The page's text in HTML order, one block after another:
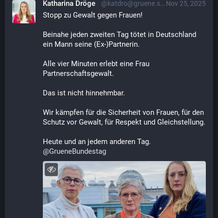
Nov 25, 2025
Katharina Dröge @katdro@gruene.social
Stopp zu Gewalt gegen Frauen!
Beinahe jeden zweiten Tag tötet in Deutschland
ein Mann seine (Ex‑)Partnerin.
Alle vier Minuten erlebt eine Frau
Partnerschaftsgewalt.
Das ist nicht hinnehmbar.
Wir kämpfen für die Sicherheit von Frauen, für den
Heute und an jedem anderen Tag.
@GrueneBundestag